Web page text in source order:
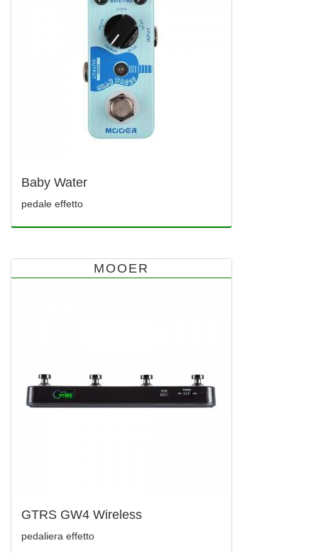
Baby Water
pedale effetto
MOOER
GTRS GW4 Wireless
pedaliera effetto